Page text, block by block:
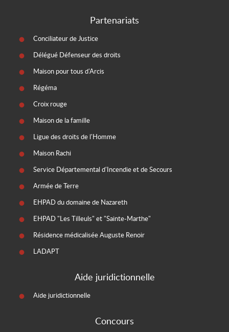
Partenariats
Conciliateur de Justice
Délégué Défenseur des droits
Maison pour tous d'Arcis
Régéma
Croix rouge
Maison de la famille
Ligue des droits de l'Homme
Maison Rachi
Service Départemental d'Incendie et de Secours
Armée de Terre
EHPAD du domaine de Nazareth
EHPAD "Les Tilleuls" et "Sainte-Marthe"
Résidence médicalisée Auguste Renoir
LADAPT
Aide juridictionnelle
Aide juridictionnelle
Concours